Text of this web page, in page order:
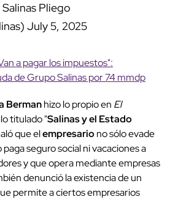
Pliego
July 5, 2025
a pagar los impuestos":
de Grupo Salinas por 74 mmdp
Bermanhizo lo propio en El
titulado "Salinas y el Estado
que elempresariono sólo evade
seguro social ni vacaciones a
y que opera mediante empresas
denunció la existencia de un
permite a ciertos empresarios